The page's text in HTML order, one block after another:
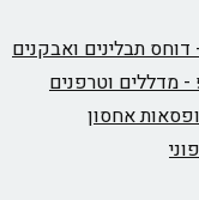
תבלינים ואבקנים
מדללים וטרפנים
אחסון